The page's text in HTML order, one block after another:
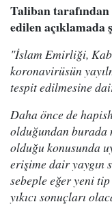
Taliban tarafından
edilen açıklamada
"İslam Emirliği,
koronavirüsün
tespit edilmesine
Daha önce de
olduğundan burada
olduğu konusunda
erişime dair yaygın
sebeple eğer yeni
yıkıcı sonuçları